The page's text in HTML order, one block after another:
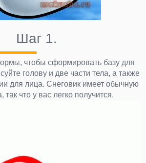
Шаг 1.
чтобы сформировать базу для
голову и две части тела, а также
для лица. Снеговик имеет обычную
так что у вас легко получится.